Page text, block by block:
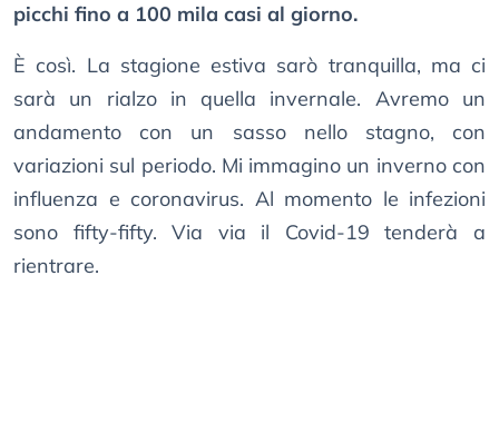
picchi fino a 100 mila casi al giorno.
È così. La stagione estiva sarò tranquilla, ma ci
sarà un rialzo in quella invernale. Avremo un
andamento con un sasso nello stagno, con
variazioni sul periodo. Mi immagino un inverno con
influenza e coronavirus. Al momento le infezioni
sono fifty-fifty. Via via il Covid-19 tenderà a
rientrare.